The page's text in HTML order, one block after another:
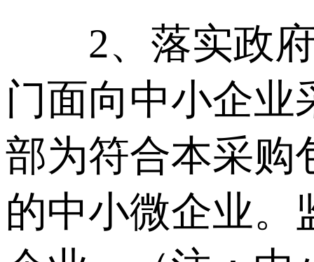
2、落实政府
门面向中小企业
部为符合本采购
的中小微企业。